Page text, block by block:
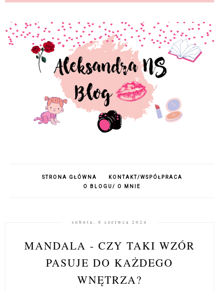
STRONA GŁÓWNA
KONTAKT/WSPÓŁPRACA
O BLOGU/ O MNIE
sobota, 8 czerwca 2024
MANDALA - CZY TAKI WZÓR
PASUJE DO KAŻDEGO
WNĘTRZA?